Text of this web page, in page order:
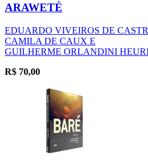
ARAWETÉ
EDUARDO VIVEIROS DE
CAMILA DE CAUX E
GUILHERME ORLANDINI
R$ 70,00